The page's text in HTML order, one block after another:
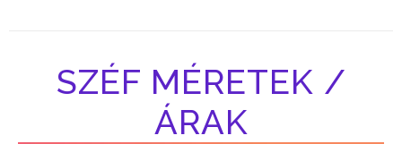
SZÉF MÉRETEK /
ÁRAK